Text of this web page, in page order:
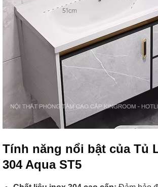
Tính năng nổi bật của Tủ
304 Aqua ST5